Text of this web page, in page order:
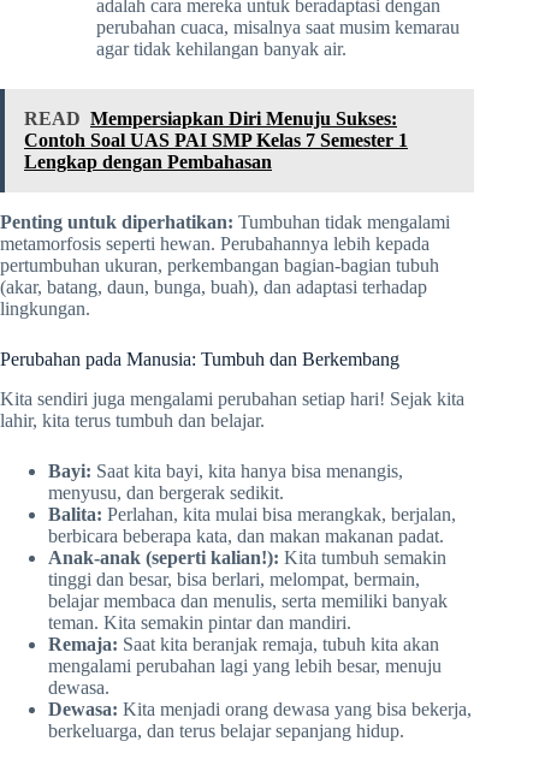
adalah cara mereka untuk beradaptasi dengan
perubahan cuaca, misalnya saat musim kemarau
agar tidak kehilangan banyak air.
READ Mempersiapkan Diri Menuju Sukses:
Contoh Soal UAS PAI SMP Kelas 7 Semester 1
Lengkap dengan Pembahasan
Penting untuk diperhatikan: Tumbuhan tidak mengalami
metamorfosis seperti hewan. Perubahannya lebih kepada
pertumbuhan ukuran, perkembangan bagian-bagian tubuh
(akar, batang, daun, bunga, buah), dan adaptasi terhadap
lingkungan.
Perubahan pada Manusia: Tumbuh dan Berkembang
Kita sendiri juga mengalami perubahan setiap hari! Sejak kita
lahir, kita terus tumbuh dan belajar.
Bayi: Saat kita bayi, kita hanya bisa menangis,
menyusu, dan bergerak sedikit.
Balita: Perlahan, kita mulai bisa merangkak, berjalan,
berbicara beberapa kata, dan makan makanan padat.
Anak-anak (seperti kalian!): Kita tumbuh semakin
tinggi dan besar, bisa berlari, melompat, bermain,
belajar membaca dan menulis, serta memiliki banyak
teman. Kita semakin pintar dan mandiri.
Remaja: Saat kita beranjak remaja, tubuh kita akan
mengalami perubahan lagi yang lebih besar, menuju
dewasa.
Dewasa: Kita menjadi orang dewasa yang bisa bekerja,
berkeluarga, dan terus belajar sepanjang hidup.